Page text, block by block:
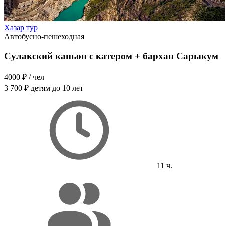
Хазар тур
Автобусно-пешеходная
Сулакский каньон с катером + бархан Сарыкум
4000 ₽ / чел
3 700 ₽ детям до 10 лет
11 ч.